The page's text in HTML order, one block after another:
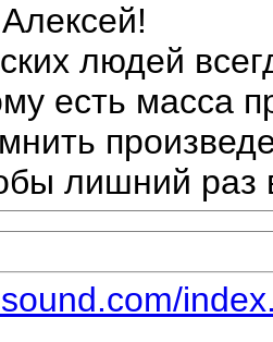
людей
есть масса
лишний раз